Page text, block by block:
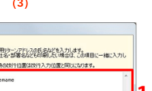
（3）